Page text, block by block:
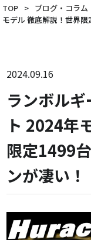
TOP > ブログ・コラム
モデル 徹底解説！世界限
2024.09.16
ランボル
ト 2024年
限定1499
ンが凄い！